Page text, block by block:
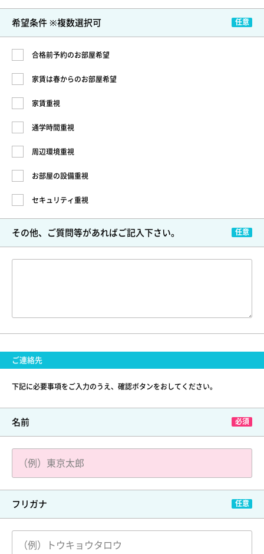
希望条件 ※複数選択可
合格前予約のお部屋希望
家賃は春からのお部屋希望
家賃重視
通学時間重視
周辺環境重視
お部屋の設備重視
セキュリティ重視
その他、ご質問等があればご記入下さい。
ご連絡先
下記に必要事項をご入力のうえ、確認ボタンをおしてください。
名前
フリガナ